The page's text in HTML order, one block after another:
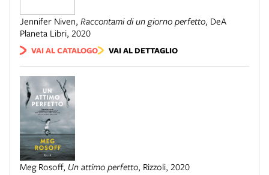
Jennifer Niven, Raccontami di un giorno perfetto, DeA
Planeta Libri, 2020
VAI AL CATALOGO VAI AL DETTAGLIO
Meg Rosoff, Un attimo perfetto, Rizzoli, 2020